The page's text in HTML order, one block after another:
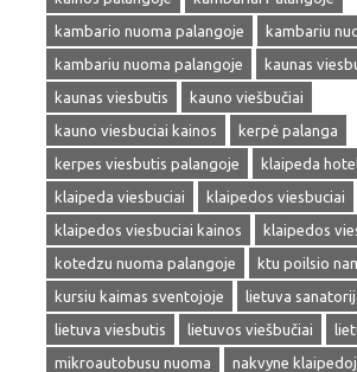
kambario nuoma palangoje
kambariu
kambariu nuoma palangoje
kaunas
kaunas viesbutis
kauno viešbučiai
kauno viesbuciai kainos
kerpė palanga
kerpes viesbutis palangoje
klaipeda
klaipeda viesbuciai
klaipedos viesbuciai
klaipedos viesbuciai kainos
klaipedos
kotedzu nuoma palangoje
ktu poilsio
kursiu kaimas sventojoje
lietuva
lietuva viesbutis
lietuvos viešbučiai
mikroautobusu nuoma
nakvyne